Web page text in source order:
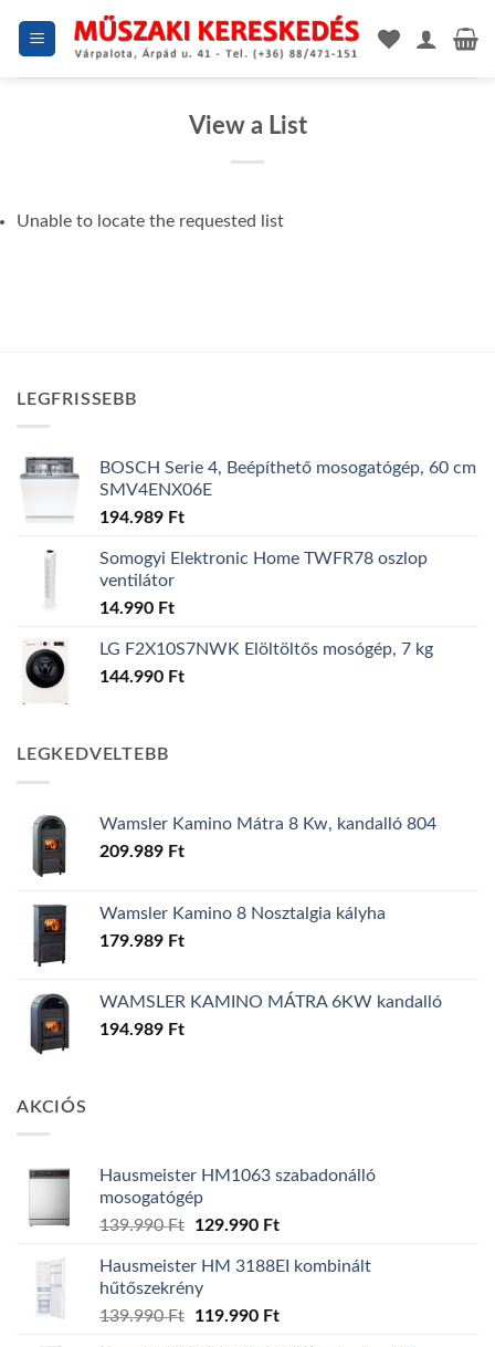
View a List
Unable to locate the requested list
LEGFRISSEBB
BOSCH Serie 4, Beépíthető mosogatógép, 60 cm
SMV4ENX06E
194.989 Ft
Somogyi Elektronic Home TWFR78 oszlop
ventilátor
14.990 Ft
LG F2X10S7NWK Elöltöltős mosógép, 7 kg
144.990 Ft
LEGKEDVELTEBB
Wamsler Kamino Mátra 8 Kw, kandalló 804
209.989 Ft
Wamsler Kamino 8 Nosztalgia kályha
179.989 Ft
WAMSLER KAMINO MÁTRA 6KW kandalló
194.989 Ft
AKCIÓS
Hausmeister HM1063 szabadonálló
mosogatógép
139.990Ft
Original
was:
139.990 Ft.
129.990 FtCurrent
is:
Hausmeister HM 3188EI kombinált
hűtőszekrény
139.990Ft
Original
119.990 FtCurrent